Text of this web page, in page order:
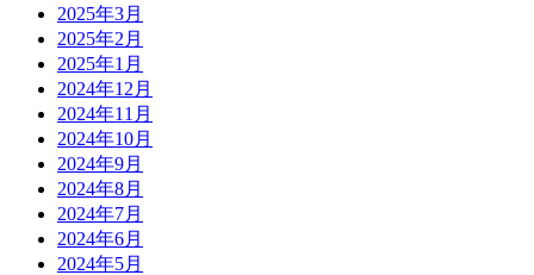
2025年3月
2025年2月
2025年1月
2024年12月
2024年11月
2024年10月
2024年9月
2024年8月
2024年7月
2024年6月
2024年5月